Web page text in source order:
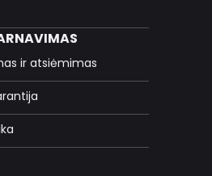
ir atsiėmimas